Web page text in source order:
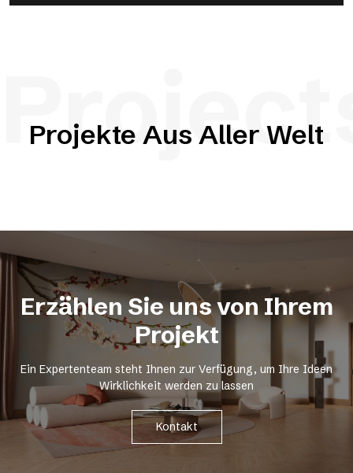
Projekte Aus Aller Welt
Erzählen Sie uns von Ihrem
Projekt
Ein Expertenteam steht Ihnen zur Verfügung, um Ihre Ideen
Wirklichkeit werden zu lassen
Kontakt